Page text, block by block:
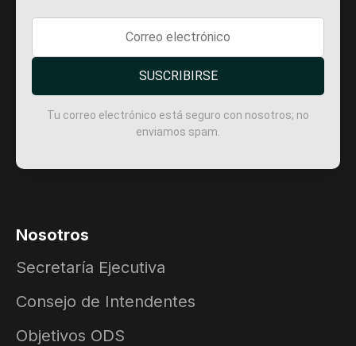
SUSCRIBIRSE
Tu correo electrónico está seguro con nosotros; no
enviamos spam.
Nosotros
Secretaría Ejecutiva
Consejo de Intendentes
Objetivos ODS